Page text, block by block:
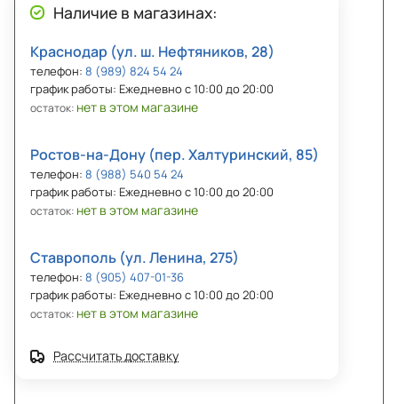
Наличие в магазинах:
Краснодар (ул. ш. Нефтяников, 28)
телефон: 8 (989) 824 54 24
график работы: Ежедневно с 10:00 до 20:00
остаток: нет в этом магазине
Ростов-на-Дону (пер. Халтуринский, 85)
телефон: 8 (988) 540 54 24
график работы: Ежедневно с 10:00 до 20:00
остаток: нет в этом магазине
Ставрополь (ул. Ленина, 275)
телефон: 8 (905) 407-01-36
график работы: Ежедневно с 10:00 до 20:00
остаток: нет в этом магазине
Рассчитать доставку